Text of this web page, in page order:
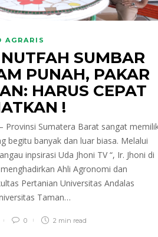
AGRARIS
SUMBAR
PUNAH, PAKAR
HARUS CEPAT
!
Provinsi Sumatera Barat sangat
begitu banyak dan luar biasa. Melalui
inpsirasi Uda Jhoni TV “, Ir. Jhoni di
Ahli Agronomi dan
Pertanian Universitas Andalas
Taman…
0 2 min read